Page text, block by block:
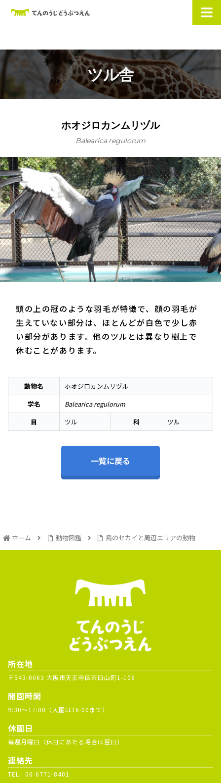
ツル舎
ホオジロカンムリヅル
Balearica regulorum
頭の上の冠のような羽毛が特徴で、顔の羽毛が
生えていない部分は、ほとんどが白色で少し赤
い部分があります。他のツルとは異なり樹上で
休むことがあります。
動物名
ホオジロカンムリヅル
学名
Balearica regulorum
目
ツル 科 ツル
一覧に戻る
ホーム 動物図鑑 鳥のセカイと周辺エリアの動物
所在地
〒543-0063 大阪市天王寺区茶臼山町1-108
開園時間
9:30～17:00（入園は16:00まで）
休園日
毎週月曜日（休日にあたる場合は翌日）
連絡先
TEL : 06-6771-8401